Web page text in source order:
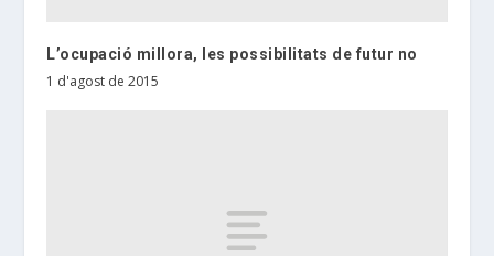
L’ocupació millora, les possibilitats de futur no
1 d'agost de 2015